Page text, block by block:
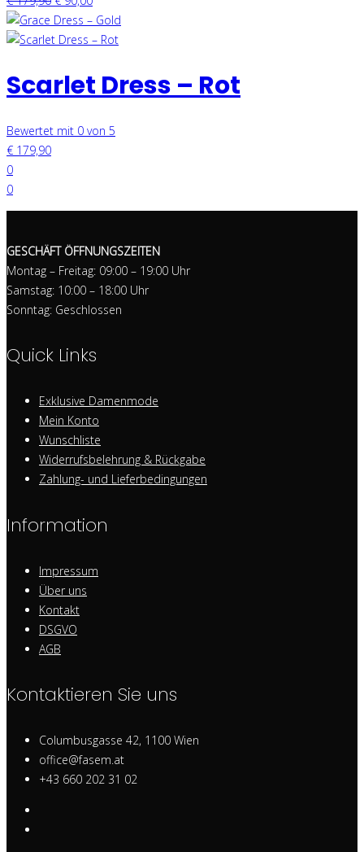
Scarlet Dress – Rot
Bewertet mit 0 von 5
€ 179,90
0
0
GESCHÄFT ÖFFNUNGSZEITEN
Montag – Freitag: 09:00 – 19:00 Uhr
Samstag: 10:00 – 18:00 Uhr
Sonntag: Geschlossen
Quick Links
Exklusive Damenmode
Mein Konto
Wunschliste
Widerrufsbelehrung & Rückgabe
Zahlung- und Lieferbedingungen
Information
Impressum
Über uns
Kontakt
DSGVO
AGB
Kontaktieren Sie uns
Columbusgasse 42, 1100 Wien
office@fasem.at
+43 660 202 31 02